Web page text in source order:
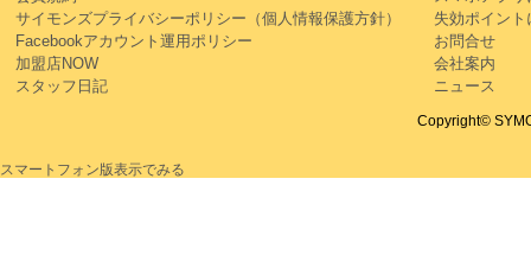
サイモンズプライバシーポリシー（個人情報保護方針）
Facebookアカウント運用ポリシー
加盟店NOW
スタッフ日記
失効ポイント
お問合せ
会社案内
ニュース
Copyright©
スマートフォン版表示でみる